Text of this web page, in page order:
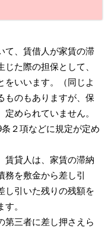
て、賃借人が家賃の滞
た際の担保として、
をいいます。（同じよ
ものもありますが、保
められていません。
２項などに規定が定め
賃貸人は、家賃の滞納
務を敷金から差し引
し引いた残りの残額を
。
第三者に差し押さえら